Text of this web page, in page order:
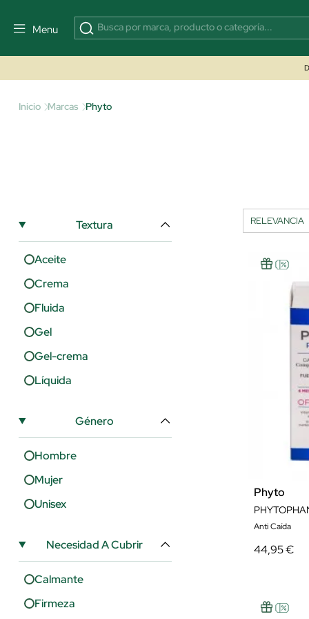
Menu
Inicio Marcas Phyto
Textura
Aceite
Crema
Fluida
Gel
Gel-crema
Líquida
Género
Hombre
Mujer
Unisex
Necesidad A Cubrir
Calmante
Firmeza
Phyto
Anti Caída
44,95 €